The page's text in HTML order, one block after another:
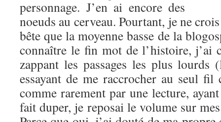
personnage. J’en ai encore des
noeuds au cerveau. Pourtant, je ne
bête que la moyenne basse de la
connaître le fin mot de l’histoire, j’ai
zappant les passages les plus lourds
essayant de me raccrocher au seul
comme rarement par une lecture,
fait duper, je reposai le volume sur